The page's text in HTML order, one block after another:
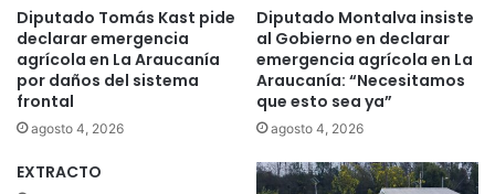
a
j
e
m
x
n
a
l
d
e
Ñ
b
Diputado Tomás Kast pide
declarar emergencia
agrícola en La Araucanía
por daños del sistema
frontal
agosto 4, 2026
Diputado Montalva insiste
al Gobierno en declarar
emergencia agrícola en La
Araucanía: “Necesitamos
que esto sea ya”
agosto 4, 2026
EXTRACTO